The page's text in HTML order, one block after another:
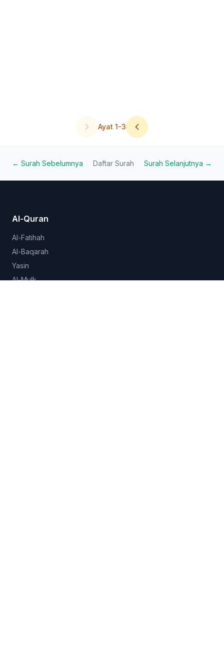
Ayat 1-3
← Surah Sebelumnya Daftar Surah Surah Selanjutnya →
Al-Quran
Al-Fatihah
Al-Baqarah
Yasin
Al-Mulk